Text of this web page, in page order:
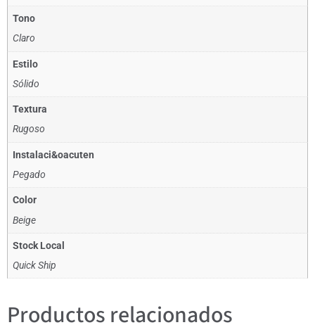
Tono
Claro
Estilo
Sólido
Textura
Rugoso
Instalaci&oacuten
Pegado
Color
Beige
Stock Local
Quick Ship
Productos relacionados